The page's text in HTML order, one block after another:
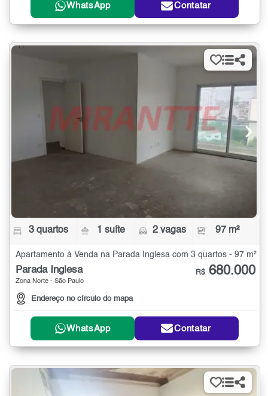
WhatsApp Contatar
3 quartos 1 suíte 2 vagas 97 m²
Apartamento à Venda na Parada Inglesa com 3 quartos - 97 m²
Parada Inglesa
Zona Norte - São Paulo
Endereço no círculo do mapa
R$ 680.000
WhatsApp Contatar